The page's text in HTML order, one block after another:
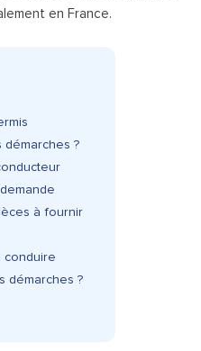
en France.
démarches ?
à fournir
conduire
démarches ?